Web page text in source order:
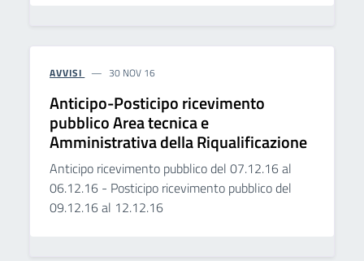
AVVISI 30 NOV 16
Anticipo-Posticipo ricevimento
pubblico Area tecnica e
Amministrativa della Riqualificazione
Anticipo ricevimento pubblico del 07.12.16 al
06.12.16 - Posticipo ricevimento pubblico del
09.12.16 al 12.12.16